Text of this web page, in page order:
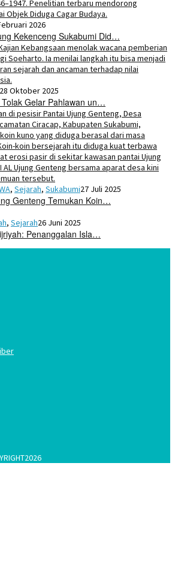
2026
Kekenceng Sukabumi Did…
28 Oktober 2025
Gelar Pahlawan un…
, Sejarah, Sukabumi27 Juli 2025
Genteng Temukan Koin…
, Sejarah26 Juni 2025
Penanggalan Isla…